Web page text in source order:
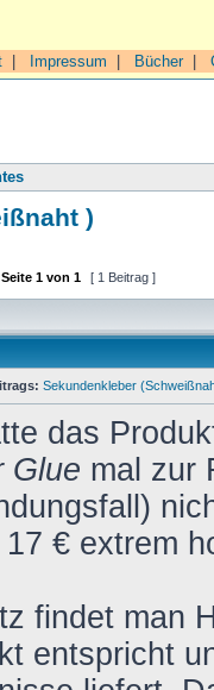
Impressum Bücher|
)
Seite 1 von 1 [ 1 Beitrag ]
Sekundenkleber
das
Glue mal zur
€ extrem
findet man
entspricht